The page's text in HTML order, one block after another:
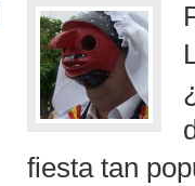
fiesta tan